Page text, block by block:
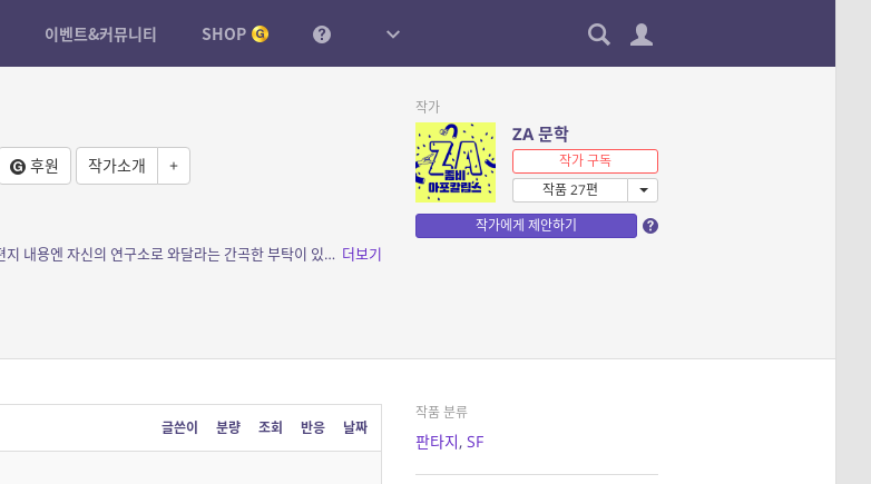
이벤트&커뮤니티 SHOP
후원 작가소개 +
소개: 어느 날 날라든 과거 친구로부터의 편지. 뭔가를 숨기는 듯한 편지 내용엔 자신의 연구소로 와달라는 간곡한 부탁이 있는데… 더보기
작가
ZA 문학
작가 구독
작품 27편
작가에게 제안하기
글쓴이 분량 조회 반응 날짜
작품 분류
판타지, SF